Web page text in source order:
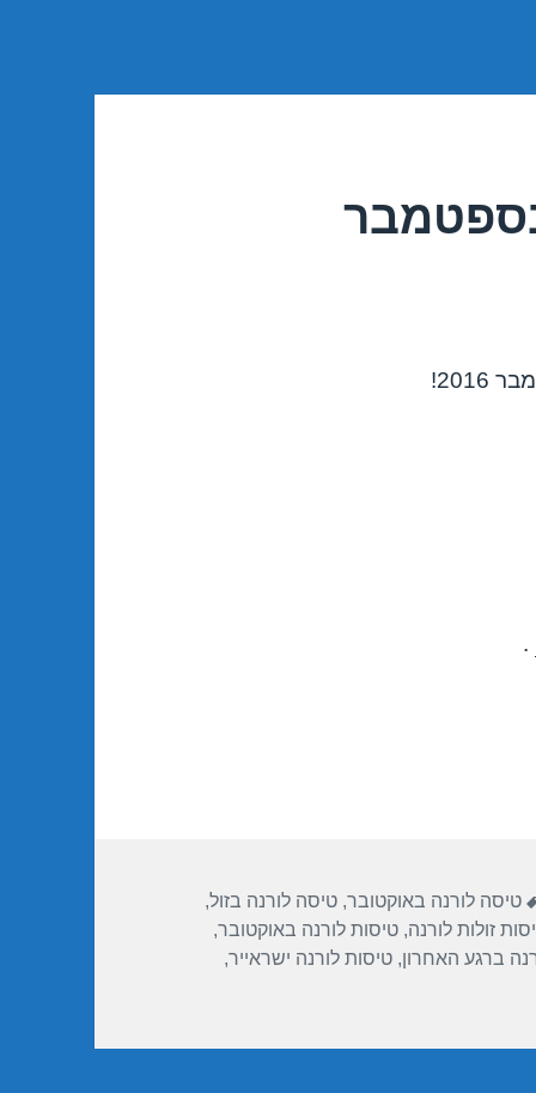
.
תגיות
טיסה לורנה באוקטובר,טיסה לורנה בזול,
זולות לורנה,טיסות לורנה באוקטובר,
ברגע האחרון,טיסות לורנה ישראייר,